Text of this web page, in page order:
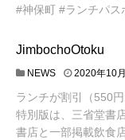
#神保町 #ランチパス
JimbochoOtoku
NEWS 2020年10
ランチが割引（550
特別版は、三省堂書
書店と一部掲載飲食